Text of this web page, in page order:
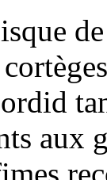
aux